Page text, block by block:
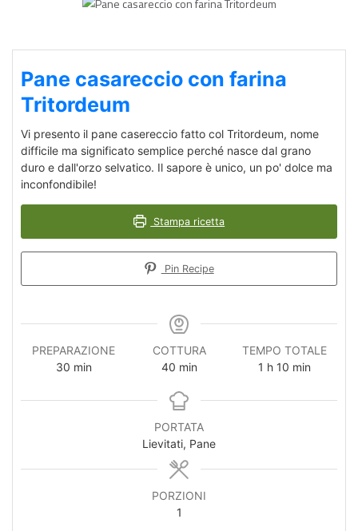
Pane casareccio con farina
Tritordeum
Vi presento il pane casereccio fatto col Tritordeum, nome
difficile ma significato semplice perché nasce dal grano
duro e dall'orzo selvatico. Il sapore è unico, un po' dolce ma
inconfondibile!
Stampa ricetta
Pin Recipe
PREPARAZIONE
30minuti
min
COTTURA
40minuti
min
TEMPO TOTALE
1 ora
h 10 minuti
min
PORTATA
Lievitati, Pane
PORZIONI
1